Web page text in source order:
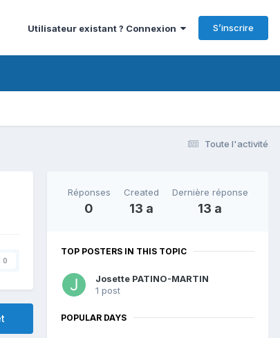
Utilisateur existant ? Connexion S’inscrire
Toute l'activité
0
Réponses
0
Created
13 a
Dernière réponse
13 a
TOP POSTERS IN THIS TOPIC
Josette PATINO-MARTIN
1 post
POPULAR DAYS